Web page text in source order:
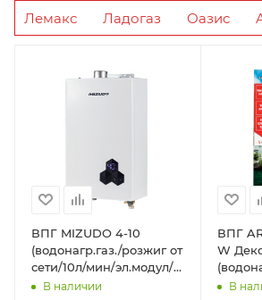
Лемакс Ладогаз Оазис
Superflame
ВПГ MIZUDO 4-10
(водонагр.газ./розжиг от
сети/10л/мин/эл.модул/
турб/сенсор
В наличии
ВПГ
W
отВ